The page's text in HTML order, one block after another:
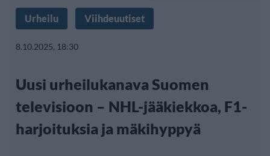
Urheilu Viihdeuutiset
8.10.2025, 18:30
Uusi urheilukanava Suomen
televisioon – NHL-jääkiekkoa, F1-
harjoituksia ja mäkihyppyä